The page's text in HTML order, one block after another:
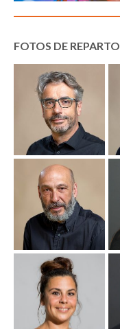
FOTOS DE REPARTO